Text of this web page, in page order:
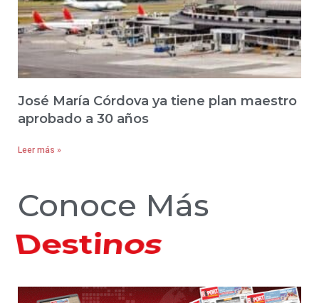
José María Córdova ya tiene plan maestro
aprobado a 30 años
Leer más »
Conoce Más
Hoteles